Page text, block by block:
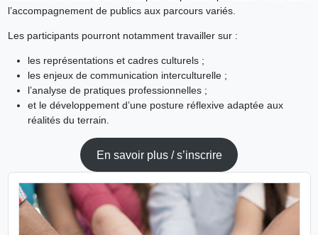
l’accompagnement de publics aux parcours variés.
Les participants pourront notamment travailler sur :
les représentations et cadres culturels ;
les enjeux de communication interculturelle ;
l’analyse de pratiques professionnelles ;
et le développement d’une posture réflexive adaptée aux
réalités du terrain.
En savoir plus / s’inscrire